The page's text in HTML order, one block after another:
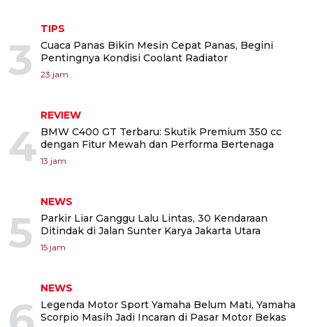
3
TIPS
Cuaca Panas Bikin Mesin Cepat Panas, Begini
Pentingnya Kondisi Coolant Radiator
23 jam
4
REVIEW
BMW C400 GT Terbaru: Skutik Premium 350 cc
dengan Fitur Mewah dan Performa Bertenaga
13 jam
5
NEWS
Parkir Liar Ganggu Lalu Lintas, 30 Kendaraan
Ditindak di Jalan Sunter Karya Jakarta Utara
15 jam
NEWS
Legenda Motor Sport Yamaha Belum Mati, Yamaha
Scorpio Masih Jadi Incaran di Pasar Motor Bekas